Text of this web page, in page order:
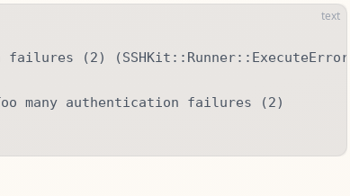
text
failures (2) (SSHKit::Runner::ExecuteError)
many authentication failures (2)